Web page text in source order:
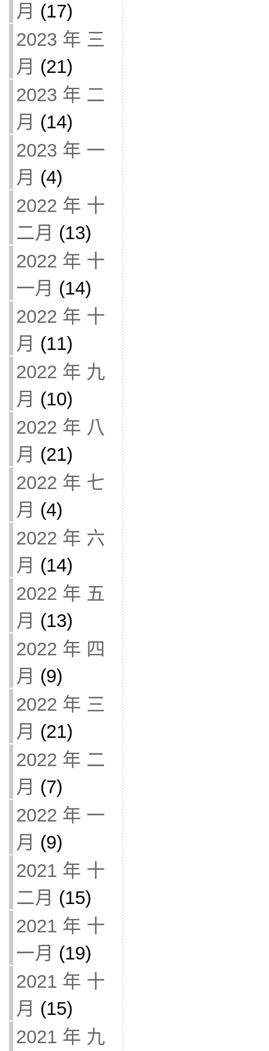
月 (17)
2023 年 三
月 (21)
2023 年 二
月 (14)
2023 年 一
月 (4)
2022 年 十
二月 (13)
2022 年 十
一月 (14)
2022 年 十
月 (11)
2022 年 九
月 (10)
2022 年 八
月 (21)
2022 年 七
月 (4)
2022 年 六
月 (14)
2022 年 五
月 (13)
2022 年 四
月 (9)
2022 年 三
月 (21)
2022 年 二
月 (7)
2022 年 一
月 (9)
2021 年 十
二月 (15)
2021 年 十
一月 (19)
2021 年 十
月 (15)
2021 年 九